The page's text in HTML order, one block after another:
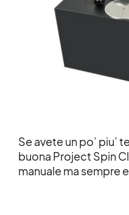
Se avete un po’ piu’
buona Project Spin
manuale ma sempre